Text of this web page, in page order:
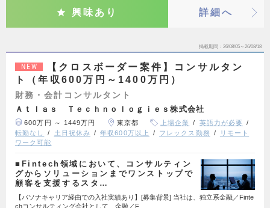
興味あり 詳細へ
掲載期間 26/08/05～26/08/18
NEW
【クロスボーダー案件】コンサルタン
ト（年収600万円～1400万円）
財務・会計コンサルタント
Ａｔｌａｓ Ｔｅｃｈｎｏｌｏｇｉｅｓ株式会社
600万円 ～ 1449万円 東京都 上場企業
英語力が必要
転勤なし
土日祝休み 年収600万以上 フレックス勤務
リモート
ワーク可能
■Fintech領域において、コンサルティン
グからソリューションまでワンストップで
顧客を支援するスタ…
【パソナキャリア経由での入社実績あり】[募集背景] 当社は、独立系金融／Finte
chコンサルティング会社として、金融／F…